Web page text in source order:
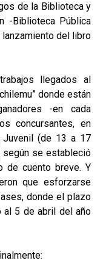
de la Biblioteca y
-Biblioteca Pública
del libro
llegados al
donde están
-en cada
concursantes, en
(de 13 a 17
según se estableció
de cuento breve. Y
que esforzarse
donde el plazo
al 5 de abril del año